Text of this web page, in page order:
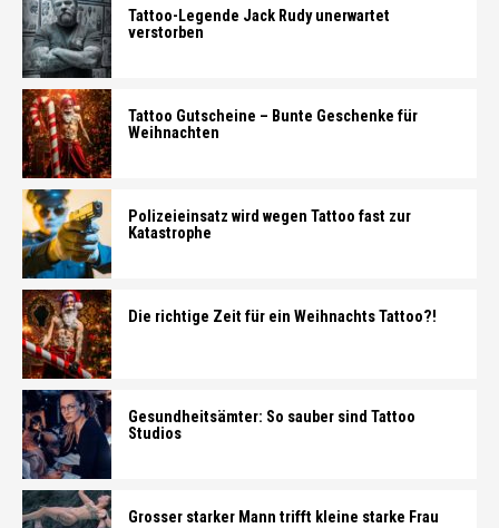
Tattoo-Legende Jack Rudy unerwartet
verstorben
Tattoo Gutscheine – Bunte Geschenke für
Weihnachten
Polizeieinsatz wird wegen Tattoo fast zur
Katastrophe
Die richtige Zeit für ein Weihnachts Tattoo?!
Gesundheitsämter: So sauber sind Tattoo
Studios
Grosser starker Mann trifft kleine starke Frau